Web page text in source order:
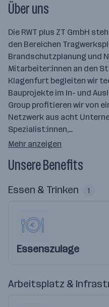
Über uns
Die RWT plus ZT GmbH
den Bereichen
Brandschutzplanung und
Mitarbeiter:innen an den
Klagenfurt begleiten wir
Bauprojekte im In- und
Group profitieren wir von
Netzwerk aus acht
Spezialist:innen,…
Mehr anzeigen
Unsere Benefits
Essen & Trinken 1
Essenszulage
Arbeitsplatz &